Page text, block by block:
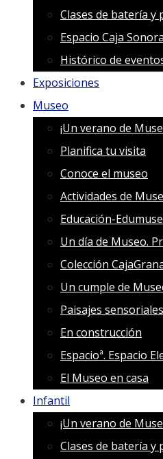
Clases de batería y
Espacio Caja Sonora
Histórico de
Exposiciones
Museo
¡Un verano de
Planifica tu visita
Conoce el museo
Actividades de
Educación-
Un día de Museo.
Colección
Un cumple de
Paisajes sensoriales
En construcción
Espacioª. Espacio
El Museo en casa
Infantil
¡Un verano de
Clases de batería y